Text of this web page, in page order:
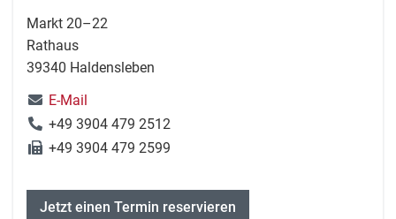
Markt 20–22
Rathaus
39340 Haldensleben
E-Mail
+49 3904 479 2512
+49 3904 479 2599
Jetzt einen Termin reservieren